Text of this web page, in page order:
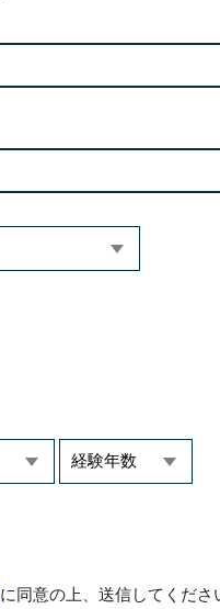
に同意の上、送信してくださ